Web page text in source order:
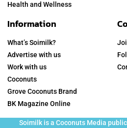
Health and Wellness
Information
What’s Soimilk?
Advertise with us
Work with us
Coconuts
Grove Coconuts Brand
BK Magazine Online
Soimilk is a Coconuts Media